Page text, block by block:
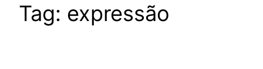
Tag: expressão